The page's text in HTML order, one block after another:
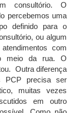
consultório. O
percebemos uma
definido para o
ou algum
com
meio da rua. O
Outra diferença
PCP precisa ser
muitas vezes
em outro